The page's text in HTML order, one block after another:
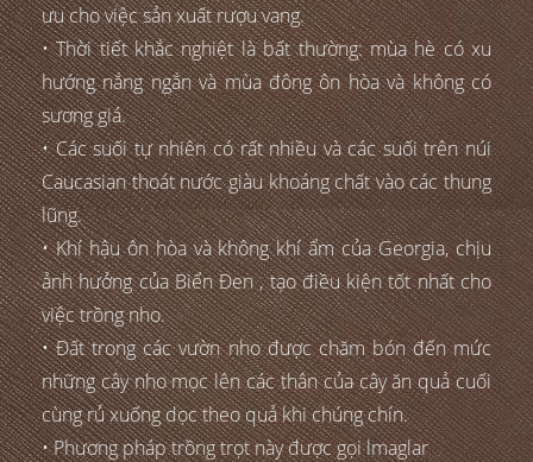
ưu cho việc sản xuất rượu vang.
• Thời tiết khắc nghiệt là bất thường: mùa hè có xu
hướng nắng ngắn và mùa đông ôn hòa và không có
sương giá.
• Các suối tự nhiên có rất nhiều và các suối trên núi
Caucasian thoát nước giàu khoáng chất vào các thung
lũng.
• Khí hậu ôn hòa và không khí ẩm của Georgia, chịu
ảnh hưởng của Biển Đen , tạo điều kiện tốt nhất cho
việc trồng nho.
• Đất trong các vườn nho được chăm bón đến mức
những cây nho mọc lên các thân của cây ăn quả cuối
cùng rủ xuống dọc theo quả khi chúng chín.
• Phương pháp trồng trọt này được gọi lmaglar